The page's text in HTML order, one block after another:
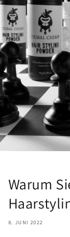
Warum
8. JUNI 2022